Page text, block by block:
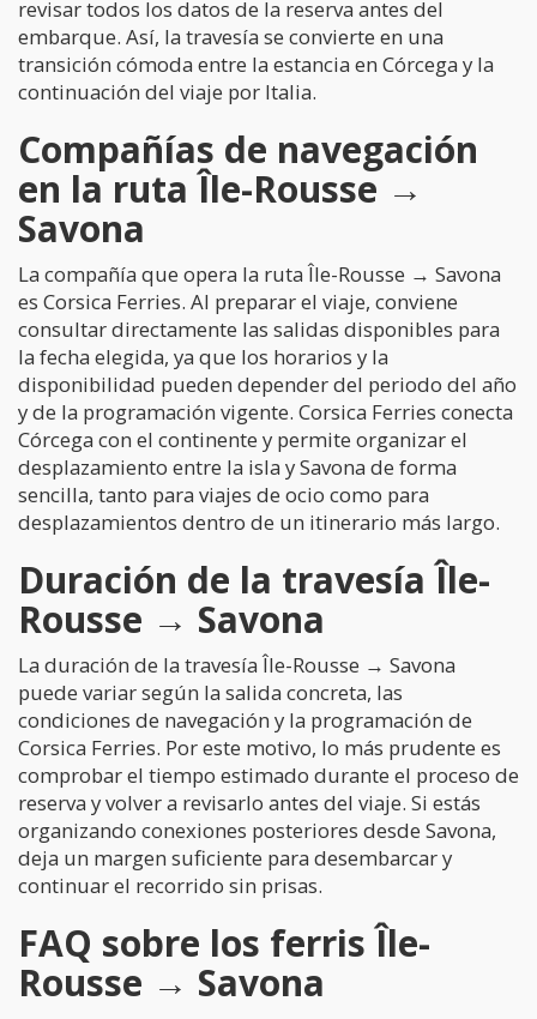
revisar todos los datos de la reserva antes del
embarque. Así, la travesía se convierte en una
transición cómoda entre la estancia en Córcega y la
continuación del viaje por Italia.
Compañías de navegación
en la ruta Île-Rousse →
Savona
La compañía que opera la ruta Île-Rousse → Savona
es Corsica Ferries. Al preparar el viaje, conviene
consultar directamente las salidas disponibles para
la fecha elegida, ya que los horarios y la
disponibilidad pueden depender del periodo del año
y de la programación vigente. Corsica Ferries conecta
Córcega con el continente y permite organizar el
desplazamiento entre la isla y Savona de forma
sencilla, tanto para viajes de ocio como para
desplazamientos dentro de un itinerario más largo.
Duración de la travesía Île-
Rousse → Savona
La duración de la travesía Île-Rousse → Savona
puede variar según la salida concreta, las
condiciones de navegación y la programación de
Corsica Ferries. Por este motivo, lo más prudente es
comprobar el tiempo estimado durante el proceso de
reserva y volver a revisarlo antes del viaje. Si estás
organizando conexiones posteriores desde Savona,
deja un margen suficiente para desembarcar y
continuar el recorrido sin prisas.
FAQ sobre los ferris Île-
Rousse → Savona